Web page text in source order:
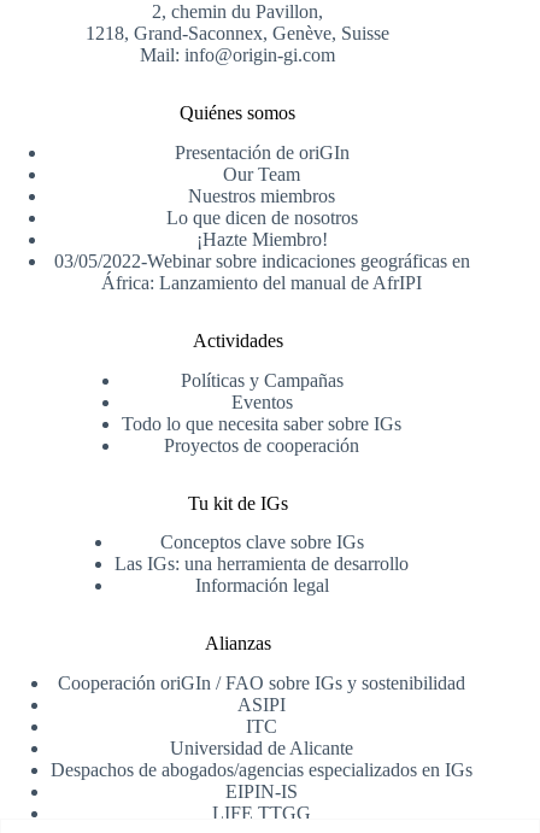
2, chemin du Pavillon,
1218, Grand-Saconnex, Genève, Suisse
Mail: info@origin-gi.com
Quiénes somos
Presentación de oriGIn
Our Team
Nuestros miembros
Lo que dicen de nosotros
¡Hazte Miembro!
03/05/2022-Webinar sobre indicaciones geográficas en
África: Lanzamiento del manual de AfrIPI
Actividades
Políticas y Campañas
Eventos
Todo lo que necesita saber sobre IGs
Proyectos de cooperación
Tu kit de IGs
Conceptos clave sobre IGs
Las IGs: una herramienta de desarrollo
Información legal
Alianzas
Cooperación oriGIn / FAO sobre IGs y sostenibilidad
ASIPI
ITC
Universidad de Alicante
Despachos de abogados/agencias especializados en IGs
EIPIN-IS
LIFE TTGG